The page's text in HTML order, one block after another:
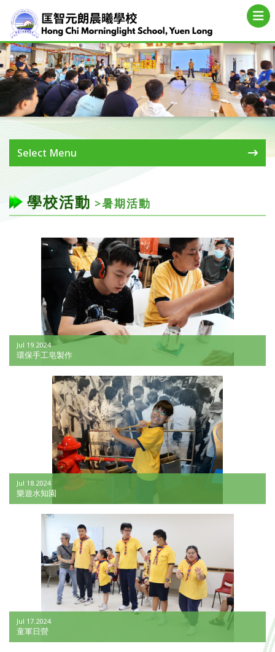
Select Menu
學校活動 >暑期活動
Jul 19.2024
環保手工皂製作
Jul 18.2024
樂遊水知園
Jul 17.2024
童軍日營